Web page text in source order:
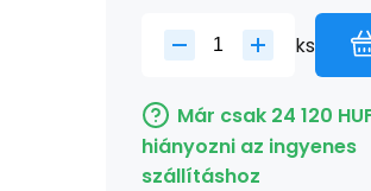
ks
Már csak 24 120
hiányozni az ingyenes
szállításhoz